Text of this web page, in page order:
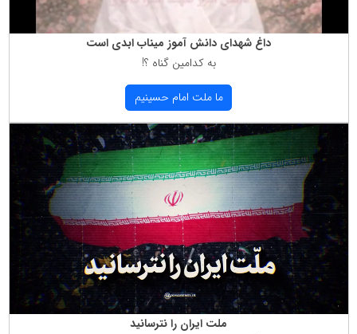
داغ شهدای دانش آموز میناب ابدی است
به كدامین گناه ؟!
ما ملت امام حسینیم
ملت ایران را نترسانید